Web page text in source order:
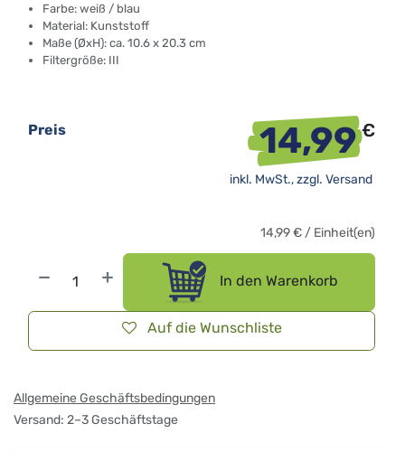
Farbe: weiß / blau
Material: Kunststoff
Maße (ØxH): ca. 10.6 x 20.3 cm
Filtergröße: III
In den Warenkorb
Auf die Wunschliste
Preis 14,99€
inkl. MwSt., zzgl. Versand
14,99€ / Einheit(en)
Allgemeine Geschäftsbedingungen
Versand: 2–3 Geschäftstage